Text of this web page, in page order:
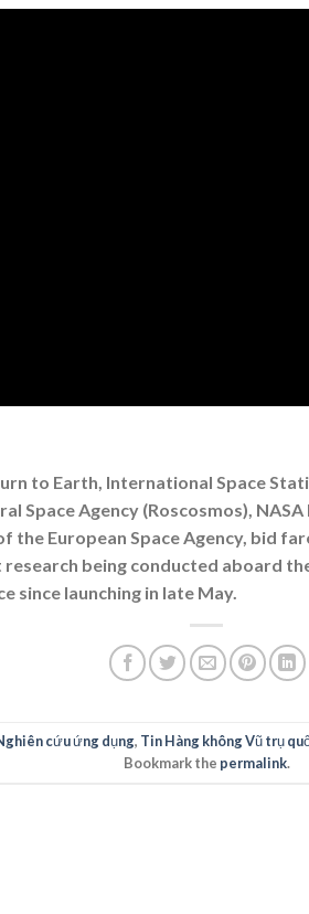
to Earth, International Space
Space Agency (Roscosmos),
the European Space Agency, bid
being conducted aboard
since launching in late May.
cứu ứng dụng, Tin Hàng không Vũ trụ
Bookmark the permalink.